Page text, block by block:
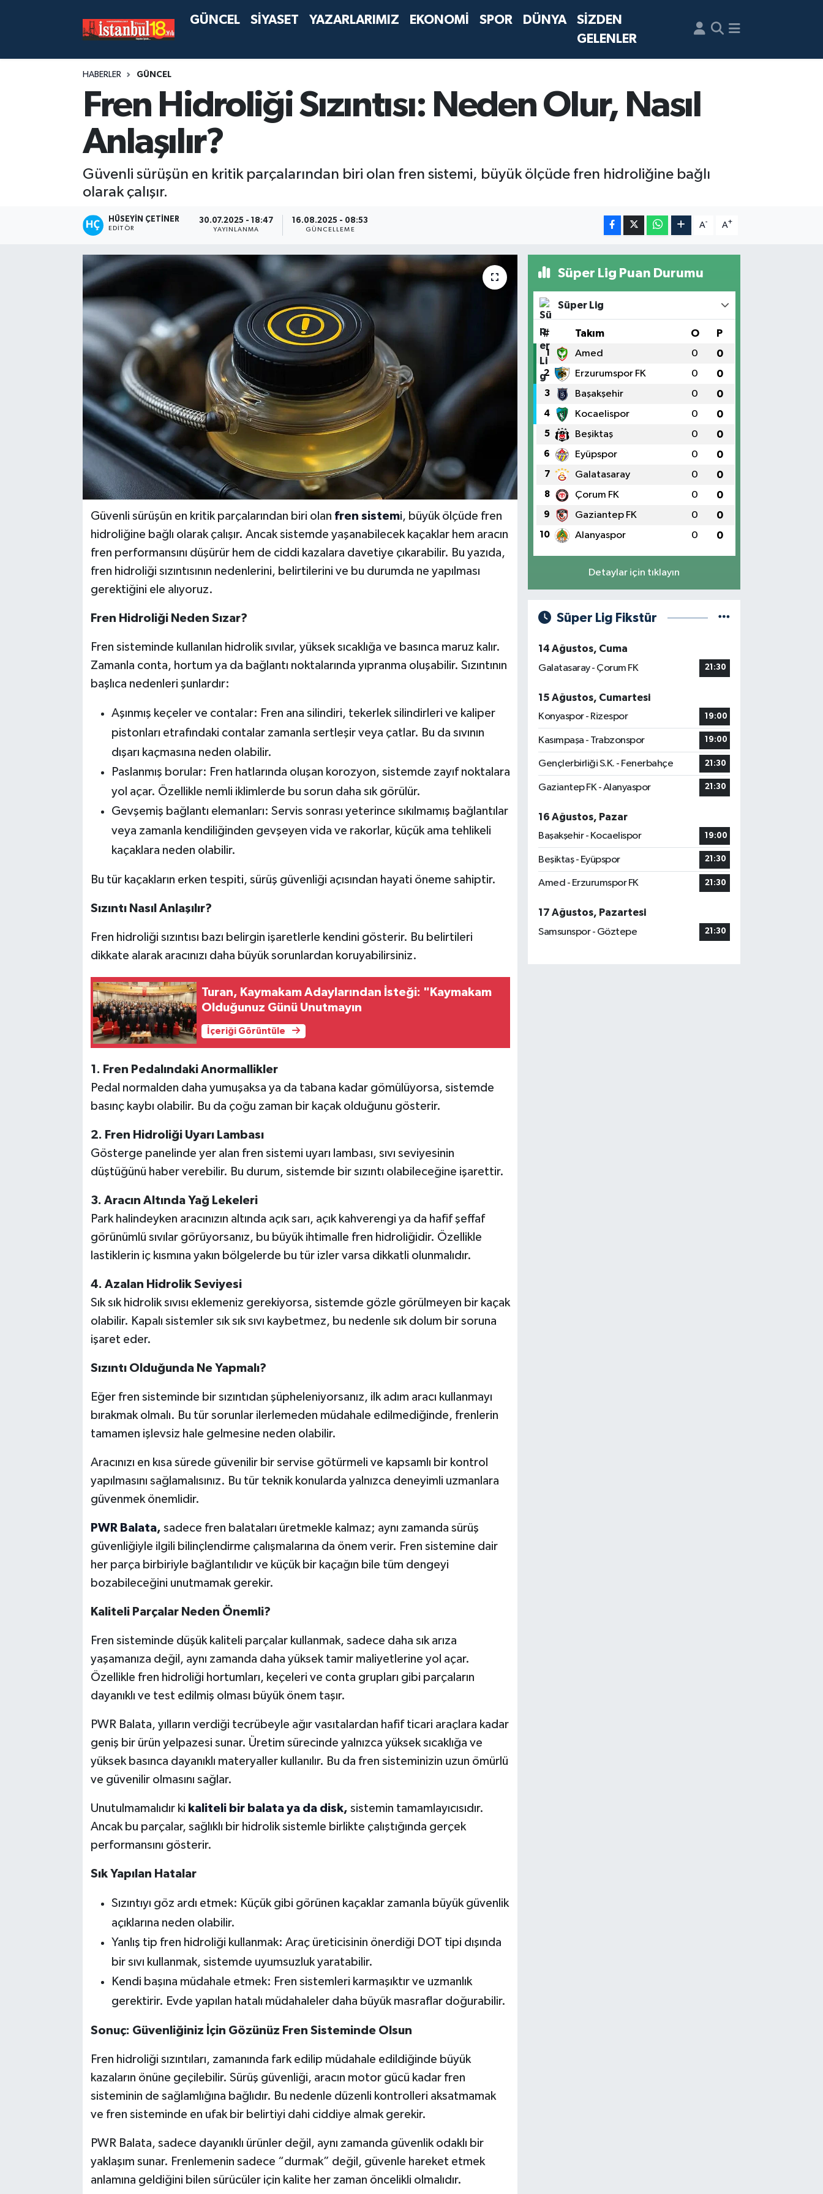
GÜNCEL SİYASET YAZARLARIMIZ EKONOMİ SPOR DÜNYA
SİZDEN
GELENLER
HABERLER GÜNCEL
Fren Hidroliği Sızıntısı: Neden Olur, Nasıl
Anlaşılır?
Güvenli sürüşün en kritik parçalarından biri olan fren sistemi, büyük ölçüde fren hidroliğine bağlı
olarak çalışır.
HÜSEYIN ÇETINER
EDITÖR
30.07.2025 - 18:47
YAYINLANMA
16.08.2025 - 08:53
GÜNCELLEME
A- A+
Güvenli sürüşün en kritik parçalarından biri olan fren sistemi, büyük ölçüde fren
hidroliğine bağlı olarak çalışır. Ancak sistemde yaşanabilecek kaçaklar hem aracın
fren performansını düşürür hem de ciddi kazalara davetiye çıkarabilir. Bu yazıda,
fren hidroliği sızıntısının nedenlerini, belirtilerini ve bu durumda ne yapılması
gerektiğini ele alıyoruz.
Fren Hidroliği Neden Sızar?
Fren sisteminde kullanılan hidrolik sıvılar, yüksek sıcaklığa ve basınca maruz kalır.
Zamanla conta, hortum ya da bağlantı noktalarında yıpranma oluşabilir. Sızıntının
başlıca nedenleri şunlardır:
Aşınmış keçeler ve contalar: Fren ana silindiri, tekerlek silindirleri ve kaliper
pistonları etrafındaki contalar zamanla sertleşir veya çatlar. Bu da sıvının
dışarı kaçmasına neden olabilir.
Paslanmış borular: Fren hatlarında oluşan korozyon, sistemde zayıf noktalara
yol açar. Özellikle nemli iklimlerde bu sorun daha sık görülür.
Gevşemiş bağlantı elemanları: Servis sonrası yeterince sıkılmamış bağlantılar
veya zamanla kendiliğinden gevşeyen vida ve rakorlar, küçük ama tehlikeli
kaçaklara neden olabilir.
Bu tür kaçakların erken tespiti, sürüş güvenliği açısından hayati öneme sahiptir.
Sızıntı Nasıl Anlaşılır?
Fren hidroliği sızıntısı bazı belirgin işaretlerle kendini gösterir. Bu belirtileri
dikkate alarak aracınızı daha büyük sorunlardan koruyabilirsiniz.
Turan, Kaymakam Adaylarından İsteği: "Kaymakam
Olduğunuz Günü Unutmayın
İçeriği Görüntüle
1. Fren Pedalındaki Anormallikler
Pedal normalden daha yumuşaksa ya da tabana kadar gömülüyorsa, sistemde
basınç kaybı olabilir. Bu da çoğu zaman bir kaçak olduğunu gösterir.
2. Fren Hidroliği Uyarı Lambası
Gösterge panelinde yer alan fren sistemi uyarı lambası, sıvı seviyesinin
düştüğünü haber verebilir. Bu durum, sistemde bir sızıntı olabileceğine işarettir.
3. Aracın Altında Yağ Lekeleri
Park halindeyken aracınızın altında açık sarı, açık kahverengi ya da hafif şeffaf
görünümlü sıvılar görüyorsanız, bu büyük ihtimalle fren hidroliğidir. Özellikle
lastiklerin iç kısmına yakın bölgelerde bu tür izler varsa dikkatli olunmalıdır.
4. Azalan Hidrolik Seviyesi
Sık sık hidrolik sıvısı eklemeniz gerekiyorsa, sistemde gözle görülmeyen bir kaçak
olabilir. Kapalı sistemler sık sık sıvı kaybetmez, bu nedenle sık dolum bir soruna
işaret eder.
Sızıntı Olduğunda Ne Yapmalı?
Eğer fren sisteminde bir sızıntıdan şüpheleniyorsanız, ilk adım aracı kullanmayı
bırakmak olmalı. Bu tür sorunlar ilerlemeden müdahale edilmediğinde, frenlerin
tamamen işlevsiz hale gelmesine neden olabilir.
Aracınızı en kısa sürede güvenilir bir servise götürmeli ve kapsamlı bir kontrol
yapılmasını sağlamalısınız. Bu tür teknik konularda yalnızca deneyimli uzmanlara
güvenmek önemlidir.
PWR Balata, sadece fren balataları üretmekle kalmaz; aynı zamanda sürüş
güvenliğiyle ilgili bilinçlendirme çalışmalarına da önem verir. Fren sistemine dair
her parça birbiriyle bağlantılıdır ve küçük bir kaçağın bile tüm dengeyi
bozabileceğini unutmamak gerekir.
Kaliteli Parçalar Neden Önemli?
Fren sisteminde düşük kaliteli parçalar kullanmak, sadece daha sık arıza
yaşamanıza değil, aynı zamanda daha yüksek tamir maliyetlerine yol açar.
Özellikle fren hidroliği hortumları, keçeleri ve conta grupları gibi parçaların
dayanıklı ve test edilmiş olması büyük önem taşır.
PWR Balata, yılların verdiği tecrübeyle ağır vasıtalardan hafif ticari araçlara kadar
geniş bir ürün yelpazesi sunar. Üretim sürecinde yalnızca yüksek sıcaklığa ve
yüksek basınca dayanıklı materyaller kullanılır. Bu da fren sisteminizin uzun ömürlü
ve güvenilir olmasını sağlar.
Unutulmamalıdır ki kaliteli bir balata ya da disk, sistemin tamamlayıcısıdır.
Ancak bu parçalar, sağlıklı bir hidrolik sistemle birlikte çalıştığında gerçek
performansını gösterir.
Sık Yapılan Hatalar
Sızıntıyı göz ardı etmek: Küçük gibi görünen kaçaklar zamanla büyük güvenlik
açıklarına neden olabilir.
Yanlış tip fren hidroliği kullanmak: Araç üreticisinin önerdiği DOT tipi dışında
bir sıvı kullanmak, sistemde uyumsuzluk yaratabilir.
Kendi başına müdahale etmek: Fren sistemleri karmaşıktır ve uzmanlık
gerektirir. Evde yapılan hatalı müdahaleler daha büyük masraflar doğurabilir.
Sonuç: Güvenliğiniz İçin Gözünüz Fren Sisteminde Olsun
Fren hidroliği sızıntıları, zamanında fark edilip müdahale edildiğinde büyük
kazaların önüne geçilebilir. Sürüş güvenliği, aracın motor gücü kadar fren
sisteminin de sağlamlığına bağlıdır. Bu nedenle düzenli kontrolleri aksatmamak
ve fren sisteminde en ufak bir belirtiyi dahi ciddiye almak gerekir.
PWR Balata, sadece dayanıklı ürünler değil, aynı zamanda güvenlik odaklı bir
yaklaşım sunar. Frenlemenin sadece “durmak” değil, güvenle hareket etmek
anlamına geldiğini bilen sürücüler için kalite her zaman öncelikli olmalıdır.
Süper Lig Puan Durumu
Süper Lig
# Takım O P
1 Amed 0 0
2 Erzurumspor FK 0 0
3 Başakşehir 0 0
4 Kocaelispor 0 0
5 Beşiktaş 0 0
6 Eyüpspor 0 0
7 Galatasaray 0 0
8 Çorum FK 0 0
9 Gaziantep FK 0 0
10 Alanyaspor 0 0
Detaylar için tıklayın
Süper Lig Fikstür
14 Ağustos, Cuma
Galatasaray - Çorum FK
21:30
15 Ağustos, Cumartesi
Konyaspor - Rizespor
19:00
Kasımpaşa - Trabzonspor 19:00
Gençlerbirliği S.K. - Fenerbahçe 21:30
Gaziantep FK - Alanyaspor 21:30
16 Ağustos, Pazar
Başakşehir - Kocaelispor
19:00
Beşiktaş - Eyüpspor 21:30
Amed - Erzurumspor FK 21:30
17 Ağustos, Pazartesi
Samsunspor - Göztepe
21:30